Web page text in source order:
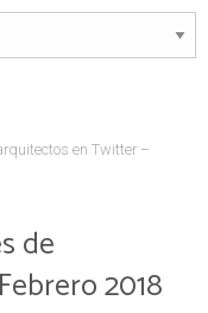
en Twitter –
de
2018